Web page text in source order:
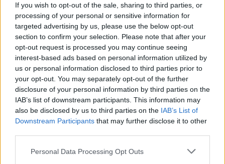
If you wish to opt-out of the sale, sharing to third parties, or
processing of your personal or sensitive information for
targeted advertising by us, please use the below opt-out
section to confirm your selection. Please note that after your
opt-out request is processed you may continue seeing
interest-based ads based on personal information utilized by
us or personal information disclosed to third parties prior to
your opt-out. You may separately opt-out of the further
disclosure of your personal information by third parties on the
IAB’s list of downstream participants. This information may
also be disclosed by us to third parties on the IAB’s List of
Downstream Participants that may further disclose it to other
Please note that this website/app uses one or more Google
Personal Data Processing Opt Outs
Lencse, csicseriborsó, babfélék és a zab, barna rizs, köles
vagy hajdina jó rost- és fehérjeforrások.
Segítik az emésztést, lassítják a vércukorszint
emelkedését, és segítenek a testsúlykontrollban.
Olajos magvak és magvak
Mandula, dió, lenmag, chia mag, napraforgómag egészséges
zsírokkal, fehérjével és rostokkal látnak el.